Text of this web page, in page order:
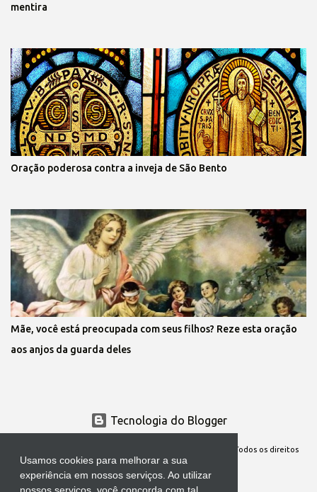
Usamos cookies para melhorar a sua
experiência em nossos serviços. Ao utilizar
mentira
Oração poderosa contra a inveja de São Bento
Mãe, você está preocupada com seus filhos? Reze esta oração
aos anjos da guarda deles
Tecnologia do Blogger
Site Oficial da Comunidade Nossa Senhora cuida de mim. Todos os direitos
reservados